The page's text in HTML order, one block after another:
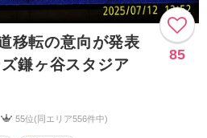
移転の意向が発表
鎌ヶ谷スタジア
85
55位(同エリア556件中)